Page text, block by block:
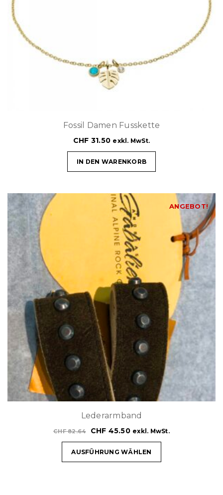
Fossil Damen Fusskette
CHF 31.50 exkl. MwSt.
IN DEN WARENKORB
ANGEBOT!
Lederarmband
CHF82.64 CHF 45.50 exkl. MwSt.
AUSFÜHRUNG WÄHLEN